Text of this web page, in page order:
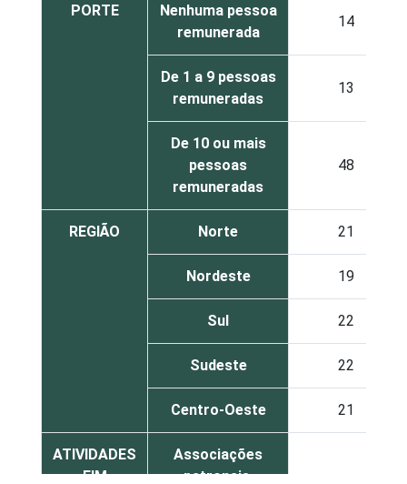
PORTE
Nenhuma pessoa
remunerada
14
De 1 a 9 pessoas
remuneradas
13
De 10 ou mais
pessoas
remuneradas
48
REGIÃO Norte 21
Nordeste 19
Sul 22
Sudeste 22
Centro-Oeste 21
ATIVIDADES
FIM
Associações
patronais,